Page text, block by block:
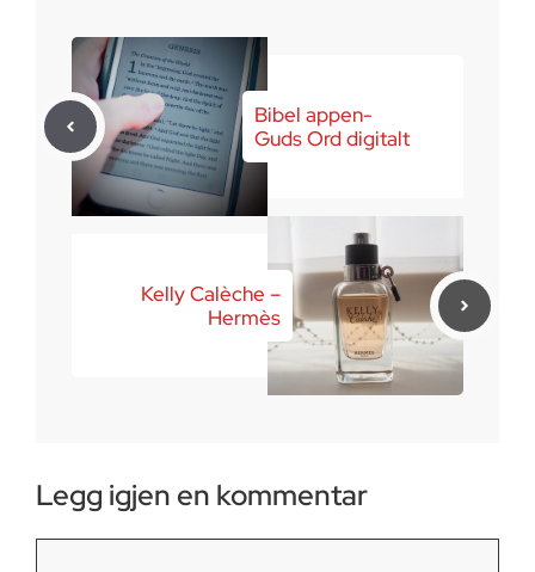
Bibel appen-
Guds Ord digitalt
Kelly Calèche –
Hermès
Legg igjen en kommentar